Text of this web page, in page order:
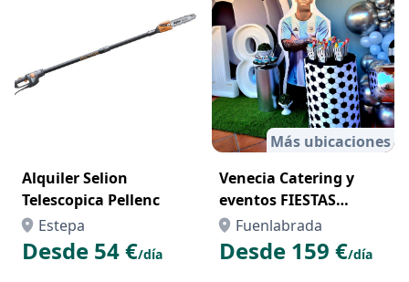
Alquiler Selion
Telescopica Pellenc
Estepa
Desde 54 €/día
Más ubicaciones
Venecia Catering y
eventos FIESTAS
TEMÁTICAS
Fuenlabrada
Desde 159 €/día